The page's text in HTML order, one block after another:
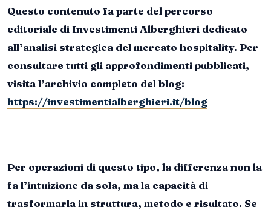
Questo contenuto fa parte del percorso
editoriale di Investimenti Alberghieri dedicato
all’analisi strategica del mercato hospitality. Per
consultare tutti gli approfondimenti pubblicati,
visita l’archivio completo del blog:
https://investimentialberghieri.it/blog
Per operazioni di questo tipo, la differenza non la
fa l’intuizione da sola, ma la capacità di
trasformarla in struttura, metodo e risultato. Se